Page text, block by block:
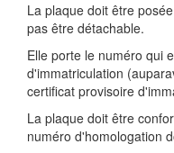
La plaque doit être
pas être détachable.
Elle porte le numéro qui
d'immatriculation
certificat provisoire
La plaque doit être
numéro d'homologation